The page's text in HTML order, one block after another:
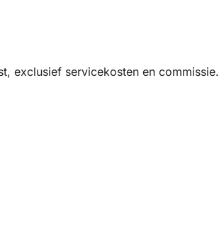
exclusief servicekosten en commissie.